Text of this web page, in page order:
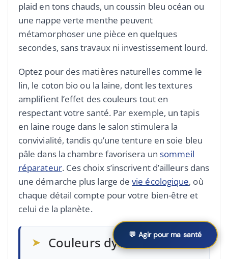
plaid en tons chauds, un coussin bleu océan ou
une nappe verte menthe peuvent
métamorphoser une pièce en quelques
secondes, sans travaux ni investissement lourd.
Optez pour des matières naturelles comme le
lin, le coton bio ou la laine, dont les textures
amplifient l’effet des couleurs tout en
respectant votre santé. Par exemple, un tapis
en laine rouge dans le salon stimulera la
convivialité, tandis qu’une tenture en soie bleu
pâle dans la chambre favorisera un sommeil
réparateur. Ces choix s’inscrivent d’ailleurs dans
une démarche plus large devie écologique, où
chaque détail compte pour votre bien-être et
celui de la planète.
➤ Couleurs dynamisantes
💬 Agir pour ma santé